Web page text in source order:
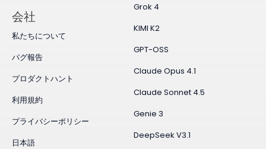
Grok 4
KIMI K2
GPT-OSS
Claude Opus 4.1
Claude Sonnet 4.5
Genie 3
DeepSeek V3.1
会社
私たちについて
バグ報告
プロダクトハント
利用規約
プライバシーポリシー
日本語